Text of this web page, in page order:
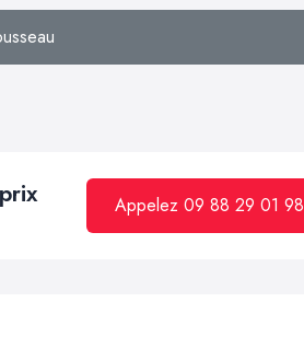
Appelez 09 88 29 01 98